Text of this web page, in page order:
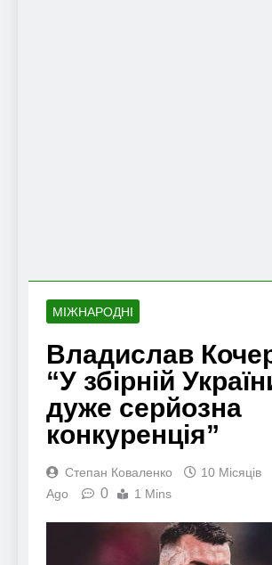
МІЖНАРОДНІ
Владислав
“У збірній
дуже серйозна
конкуренція”
Степан Коваленко
10 Місяців
Ago
0 1 Mins